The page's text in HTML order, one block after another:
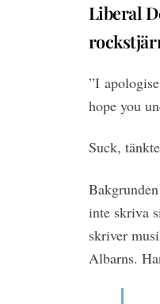
Liberal
”I
hope you
Suck,
inte skriva
skriver
Albarns.